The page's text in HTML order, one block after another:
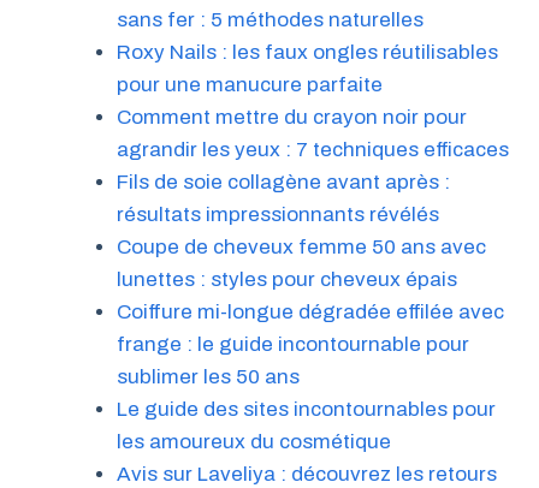
sans fer : 5 méthodes naturelles
Roxy Nails : les faux ongles réutilisables
pour une manucure parfaite
Comment mettre du crayon noir pour
agrandir les yeux : 7 techniques efficaces
Fils de soie collagène avant après :
résultats impressionnants révélés
Coupe de cheveux femme 50 ans avec
lunettes : styles pour cheveux épais
Coiffure mi-longue dégradée effilée avec
frange : le guide incontournable pour
sublimer les 50 ans
Le guide des sites incontournables pour
les amoureux du cosmétique
Avis sur Laveliya : découvrez les retours